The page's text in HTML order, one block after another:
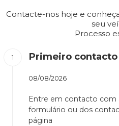
Contacte-nos hoje e
seu
Processo
Primeiro contacto
08/08/2026
Entre em contacto com
formulário ou dos
página